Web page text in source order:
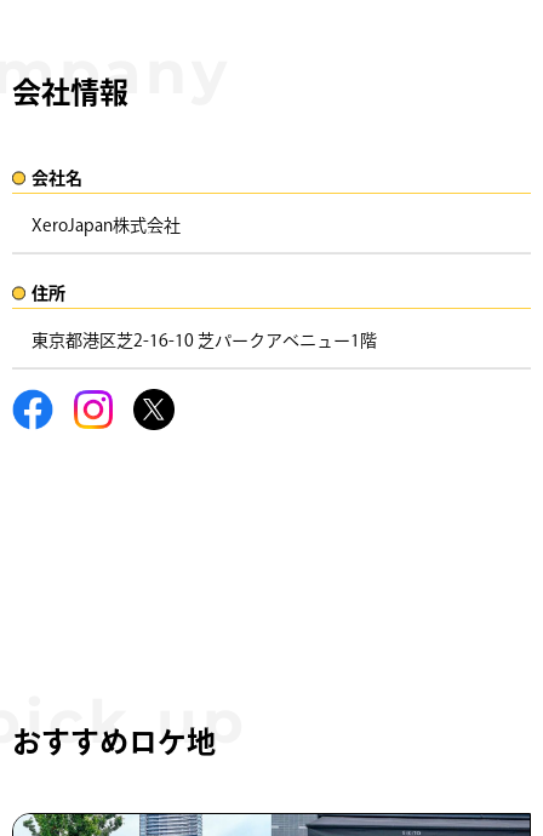
会社情報
会社名​
XeroJapan株式会社
住所​​
東京都港区芝2-16-10 芝パークアベニュー1階 ​
おすすめロケ地